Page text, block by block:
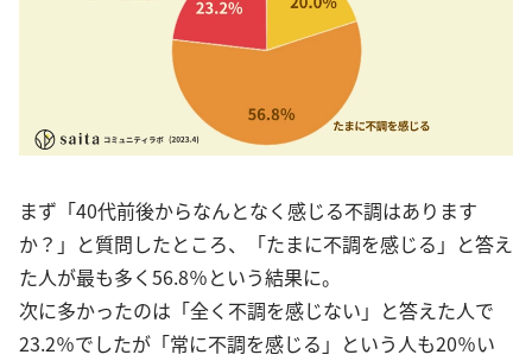
まず「40代前後からなんとなく感じる不調はあります
か？」と質問したところ、「たまに不調を感じる」と答え
た人が最も多く56.8％という結果に。
次に多かったのは「全く不調を感じない」と答えた人で
23.2％でしたが「常に不調を感じる」という人も20％い